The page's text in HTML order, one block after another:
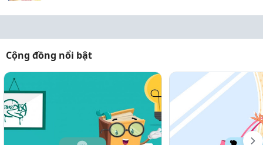
Cộng đồng nổi bật